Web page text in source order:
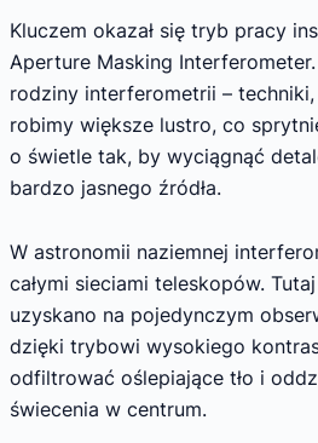
Kluczem okazał się tryb pracy
Aperture Masking
rodziny interferometrii –
robimy większe lustro, co
o świetle tak, by wyciągnąć
bardzo jasnego źródła.
W astronomii naziemnej
całymi sieciami teleskopów.
uzyskano na pojedynczym
dzięki trybowi wysokiego
odfiltrować oślepiające tło i
świecenia w centrum.